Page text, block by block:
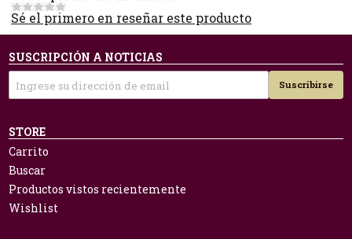
Sé el primero en reseñar este producto
SUSCRIPCIÓN A NOTICIAS
Suscribirse
STORE
Carrito
Buscar
Productos vistos recientemente
Wishlist